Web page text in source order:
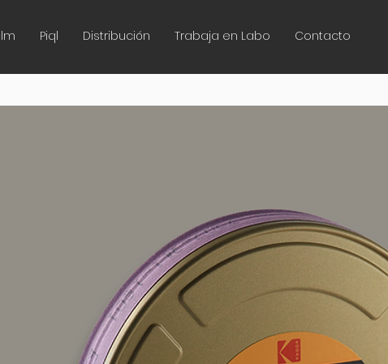
Piql Distribución Trabaja en Labo Contacto